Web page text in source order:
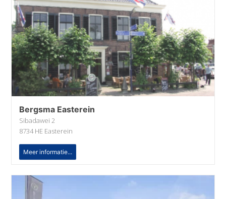
Bergsma Easterein
Sibadawei 2
8734 HE Easterein
Meer informatie...